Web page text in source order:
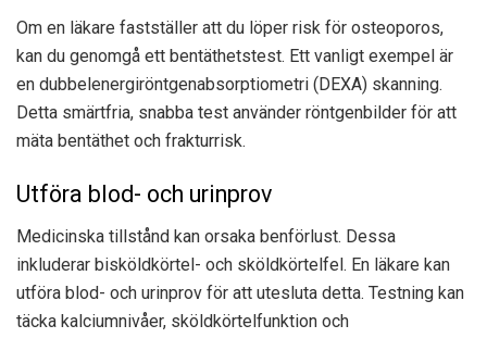
Om en läkare fastställer att du löper risk för osteoporos,
kan du genomgå ett bentäthetstest. Ett vanligt exempel är
en dubbelenergiröntgenabsorptiometri (DEXA) skanning.
Detta smärtfria, snabba test använder röntgenbilder för att
mäta bentäthet och frakturrisk.
Utföra blod- och urinprov
Medicinska tillstånd kan orsaka benförlust. Dessa
inkluderar bisköldkörtel- och sköldkörtelfel. En läkare kan
utföra blod- och urinprov för att utesluta detta. Testning kan
täcka kalciumnivåer, sköldkörtelfunktion och